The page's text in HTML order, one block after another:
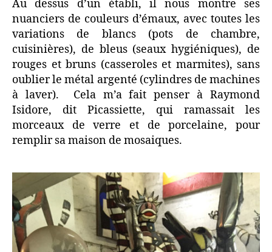
Au dessus d’un établi, il nous montre ses
nuanciers de couleurs d’émaux, avec toutes les
variations de blancs (pots de chambre,
cuisinières), de bleus (seaux hygiéniques), de
rouges et bruns (casseroles et marmites), sans
oublier le métal argenté (cylindres de machines
à laver). Cela m’a fait penser à Raymond
Isidore, dit Picassiette, qui ramassait les
morceaux de verre et de porcelaine, pour
remplir sa maison de mosaiques.